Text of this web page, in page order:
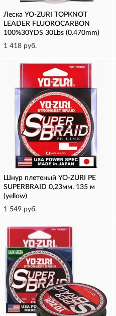
Леска YO-ZURI TOPKNOT
LEADER FLUOROCARBON
100%30YDS 30Lbs (0.470mm)
1 418 руб.
Шнур плетеный YO-ZURI PE
SUPERBRAID 0,23мм, 135 м
(yellow)
1 549 руб.